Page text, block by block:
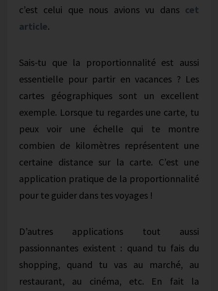
c’est celui que nous avions vu dans cet
article.
Sais-tu que la proportionnalité est aussi
essentielle pour partir en vacances ? Les
cartes géographiques sont un excellent
exemple. Lorsque tu regardes une carte, tu
peux voir une échelle qui te montre
combien de kilomètres représentent une
certaine distance sur la carte. C’est une
application pratique de la proportionnalité
pour te guider dans tes voyages !
D’autres applications tout aussi
passionnantes existent : quand tu fais du
shopping, quand tu vas au marché, au
restaurant, au cinéma, etc. En fait la